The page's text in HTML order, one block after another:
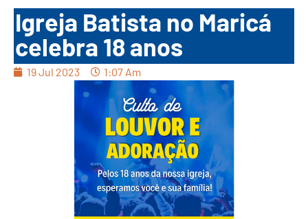
Igreja Batista no Maricá
celebra 18 anos
19 Jul 2023 1:07 Am